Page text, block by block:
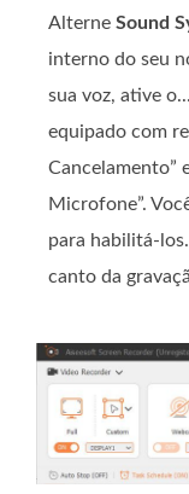
Alterne Sound
interno do seu
sua voz, ative o...
equipado com
Cancelamento”
Microfone”.
para habilitá-
canto da